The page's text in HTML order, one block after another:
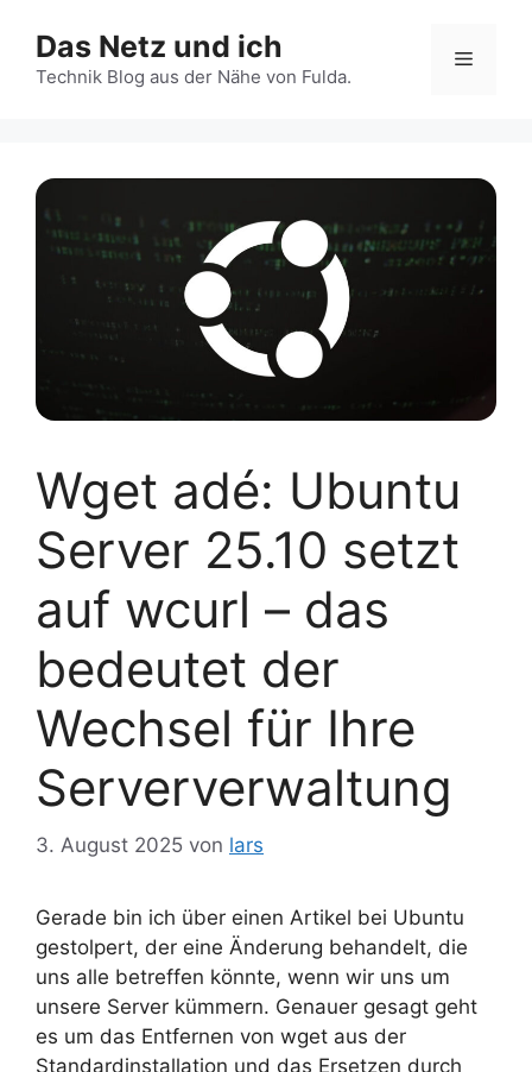
Inhalt
springen
Das Netz und ich
Technik Blog aus der Nähe von Fulda.
Menü
Wget adé: Ubuntu
Server 25.10 setzt
auf wcurl – das
bedeutet der
Wechsel für Ihre
Serververwaltung
3. August 2025 von lars
Gerade bin ich über einen Artikel bei Ubuntu
gestolpert, der eine Änderung behandelt, die
uns alle betreffen könnte, wenn wir uns um
unsere Server kümmern. Genauer gesagt geht
es um das Entfernen von wget aus der
Standardinstallation und das Ersetzen durch